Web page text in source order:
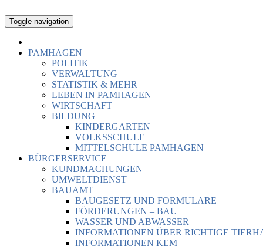
Toggle navigation
PAMHAGEN
POLITIK
VERWALTUNG
STATISTIK & MEHR
LEBEN IN PAMHAGEN
WIRTSCHAFT
BILDUNG
KINDERGARTEN
VOLKSSCHULE
MITTELSCHULE PAMHAGEN
BÜRGERSERVICE
KUNDMACHUNGEN
UMWELTDIENST
BAUAMT
BAUGESETZ UND FORMULARE
FÖRDERUNGEN – BAU
WASSER UND ABWASSER
INFORMATIONEN ÜBER RICHTIGE
INFORMATIONEN KEM